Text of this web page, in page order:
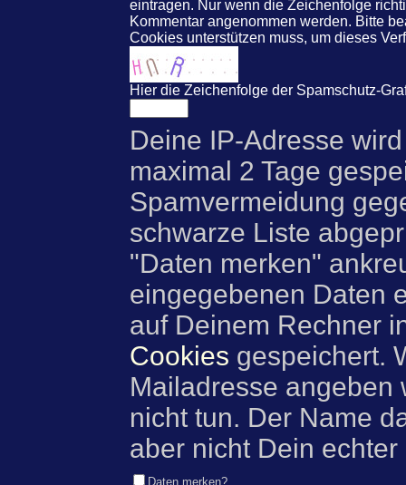
eintragen. Nur wenn die Zeichenfolge
Kommentar angenommen werden. Bitte
Cookies unterstützen muss, um dieses
Hier die Zeichenfolge der Spamschutz-
Deine IP-Adresse
maximal 2 Tage
Spamvermeidung
schwarze Liste
"Daten merken"
eingegebenen Daten
auf Deinem Rechner
Cookies gespeichert.
Mailadresse angeben
nicht tun. Der Name
aber nicht Dein
Daten merken?